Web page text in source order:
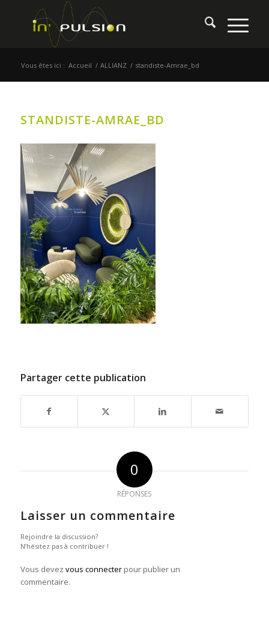
Vous êtes ici : Accueil / ALLIANZ / standiste-Amrae_bd
STANDISTE-AMRAE_BD
Partager cette publication
0
RÉPONSES
Laisser un commentaire
Rejoindre la discussion?
N’hésitez pas à contribuer !
Vous devez vous connecterpour publier un
commentaire.